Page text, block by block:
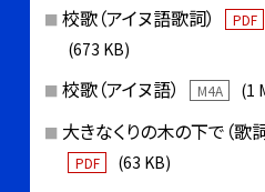
校歌（アイヌ語歌詞） PDF
(673 KB)
校歌（アイヌ語） M4A (1
大きなくりの木の下で（歌詞
PDF (63 KB)